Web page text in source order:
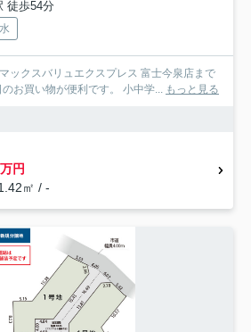
徒歩54分
ックスバリュエクスプレス 富士今泉店まで
お買い物が便利です。 小中学... もっと見る
円
㎡ / -